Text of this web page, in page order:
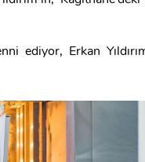
ediyor, Erkan